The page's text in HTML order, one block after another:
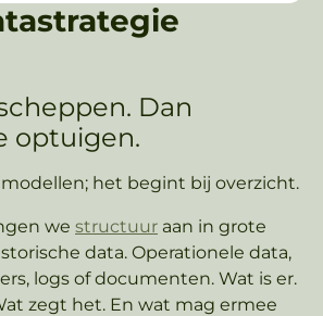
Dan
optuigen.
het begint bij overzicht.
we structuur aan in grote
data. Operationele data,
logs of documenten. Wat is er.
zegt het. En wat mag ermee